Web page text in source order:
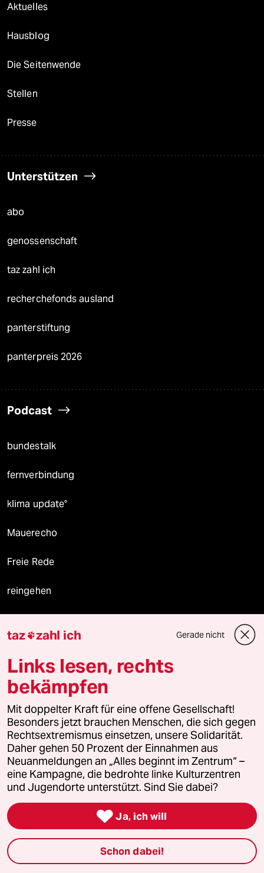
Aktuelles
Hausblog
Die Seitenwende
Stellen
Presse
Unterstützen
abo
genossenschaft
taz zahl ich
recherchefonds ausland
panterstiftung
panterpreis 2026
Podcast
bundestalk
fernverbindung
klima update°
Mauerecho
Freie Rede
reingehen
Newsletter
team zukunft
taz frisch
taz zahl ich
taz lab Infobrief
Veranstaltungen
Demnächst
taz zahl ich Gerade nicht
Links lesen, rechts
bekämpfen
Mit doppelter Kraft für eine offene Gesellschaft!
Besonders jetzt brauchen Menschen, die sich gegen
Rechtsextremismus einsetzen, unsere Solidarität.
Daher gehen 50 Prozent der Einnahmen aus
Neuanmeldungen an „Alles beginnt im Zentrum“ –
eine Kampagne, die bedrohte linke Kulturzentren
und Jugendorte unterstützt. Sind Sie dabei?
 Ja, ich will
Schon dabei!